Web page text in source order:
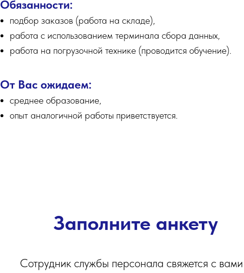
Обязанности:
подбор заказов (работа на складе),
работа с использованием терминала сбора данных,
работа на погрузочной технике (проводится обучение).
От Вас ожидаем:
среднее образование,
опыт аналогичной работы приветствуется.
Заполните анкету
Сотрудник службы персонала свяжется с